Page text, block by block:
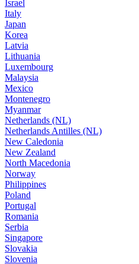
Israel
Italy
Japan
Korea
Latvia
Lithuania
Luxembourg
Malaysia
Mexico
Montenegro
Myanmar
Netherlands (NL)
Netherlands Antilles (NL)
New Caledonia
New Zealand
North Macedonia
Norway
Philippines
Poland
Portugal
Romania
Serbia
Singapore
Slovakia
Slovenia